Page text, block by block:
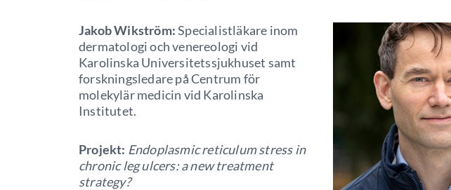
Jakob Wikström:Specialistläkare inom
dermatologi och venereologi vid
Karolinska Universitetssjukhuset samt
forskningsledare på Centrum för
molekylär medicin vid Karolinska
Institutet.
Projekt: Endoplasmic reticulum stress in
chronic leg ulcers: a new treatment
strategy?